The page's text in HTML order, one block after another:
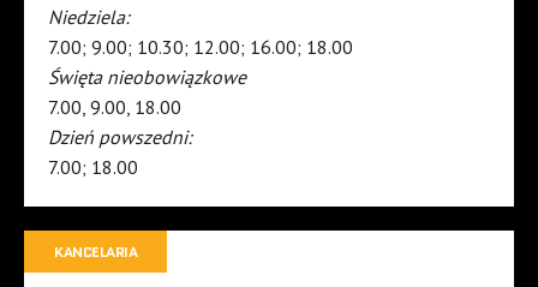
Niedziela:
7.00; 9.00; 10.30; 12.00; 16.00; 18.00
Święta nieobowiązkowe
7.00, 9.00, 18.00
Dzień powszedni:
7.00; 18.00
KANCELARIA